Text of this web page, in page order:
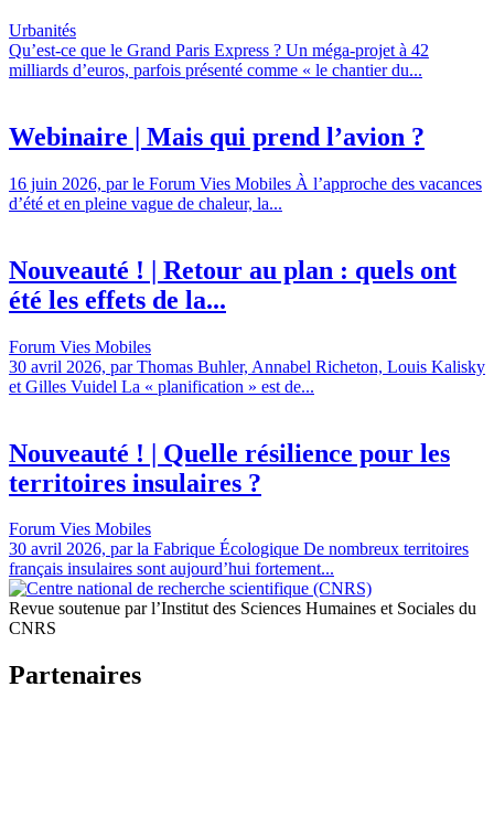
Urbanités
Qu’est-ce que le Grand Paris Express ? Un méga-projet à 42
milliards d’euros, parfois présenté comme « le chantier du...
Webinaire | Mais qui prend l’avion ?
16 juin 2026, par le Forum Vies Mobiles À l’approche des vacances
d’été et en pleine vague de chaleur, la...
Nouveauté ! | Retour au plan : quels ont
été les effets de la...
Forum Vies Mobiles
30 avril 2026, par Thomas Buhler, Annabel Richeton, Louis Kalisky
et Gilles Vuidel La « planification » est de...
Nouveauté ! | Quelle résilience pour les
territoires insulaires ?
Forum Vies Mobiles
30 avril 2026, par la Fabrique Écologique De nombreux territoires
français insulaires sont aujourd’hui fortement...
Revue soutenue par l’Institut des Sciences Humaines et Sociales du
CNRS
Partenaires